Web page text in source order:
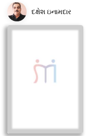
દક્ષેશ ઇનામદાર